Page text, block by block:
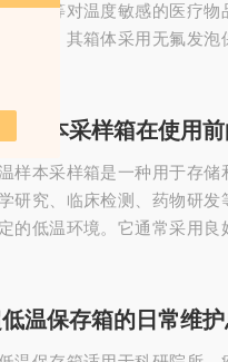
制品等对温度敏感的医疗
来看，其箱体采用无氟发
温控技术，能自动监测外部
面上，远离热源（如暖气、
样本采样箱在使用
样本采样箱是一种用于存
研究、临床检测、药物研
的低温环境。它通常采用
敏感生物样品的质量不受损
温保存箱的日常维